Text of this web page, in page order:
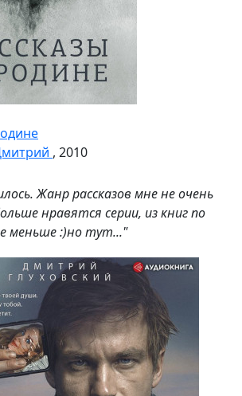
, 2010
Жанр рассказов мне не очень
нравятся серии, из книг по
меньше :)но тут..."